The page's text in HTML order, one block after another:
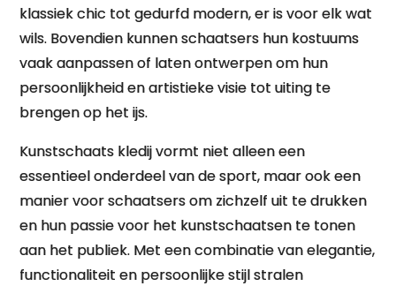
klassiek chic tot gedurfd modern, er is voor elk wat
wils. Bovendien kunnen schaatsers hun kostuums
vaak aanpassen of laten ontwerpen om hun
persoonlijkheid en artistieke visie tot uiting te
brengen op het ijs.
Kunstschaats kledij vormt niet alleen een
essentieel onderdeel van de sport, maar ook een
manier voor schaatsers om zichzelf uit te drukken
en hun passie voor het kunstschaatsen te tonen
aan het publiek. Met een combinatie van elegantie,
functionaliteit en persoonlijke stijl stralen